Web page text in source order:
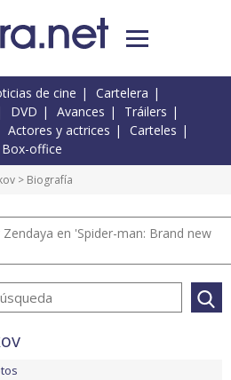
de cine
Cartelera
DVD Avances
Tráilers
Actores y actrices
Carteles
Box-office
> Biografía
en 'Spider-man: Brand new